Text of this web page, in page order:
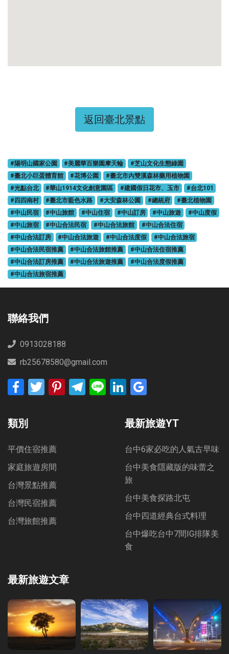
返回臺北景點
#陽明山國家公園 #美麗華百樂園摩天輪
#芝山文化生態綠園
#臺北小巨蛋體育館
#花博公園
#臺北市內雙溪森林藥用植物園
#光點台北
#華山1914文化創意園區 #建國假日花市、玉市
#台北101
#四四南村
#臺北市藍色水路 #大安森林公園 #總統府
#臺北植物園
#中山民宿
#中山旅館 #中山住宿 #中山訂房 #中山旅遊
#中山度假
#中山旅宿
#中山合法民宿 #中山合法旅館
#中山合法住宿
#中山合法訂房
#中山合法旅遊 #中山合法度假
#中山合法旅宿
#中山合法民宿推薦
#中山合法旅館推薦
#中山合法住宿推薦
#中山合法訂房推薦
#中山合法旅遊推薦
#中山合法度假推薦
#中山合法旅宿推薦
聯絡我們
0913028188
rb25678580@gmail.com
FacebookTwitter PinterestTelegram
Line LinkedIn
類別
平價住宿推薦
家庭旅遊房間
台灣景點推薦
台灣民宿推薦
台灣旅館推薦
最新旅遊文章
最新旅遊YT
台中6家必吃的人氣古早味
台中美食隱藏版的味蕾之
旅
台中美食探路北屯
台中四道經典台式料理
台中爆吃台中7間IG排隊美
食